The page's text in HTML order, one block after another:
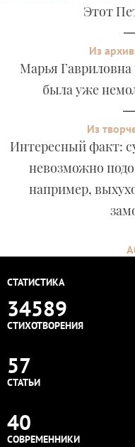
Этот
Из
Марья
была уже
Из
Интересный факт:
невозможно
например,
СТАТИСТИКА
34589
СТИХОТВОРЕНИЯ
57
СТАТЬИ
40
СОВРЕМЕННИКИ